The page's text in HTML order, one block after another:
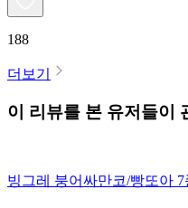
188
더보기
이 리뷰를 본 유저들이
빙그레 붕어싸만코/빵또아